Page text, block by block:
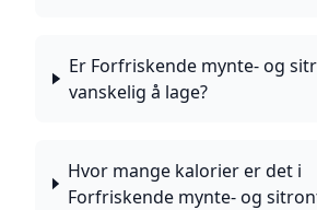
Er Forfriskende mynte- og
vanskelig å lage?
Hvor mange kalorier er det i
Forfriskende mynte- og